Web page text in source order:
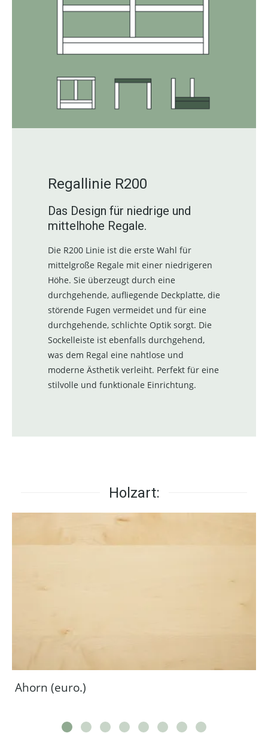
Regallinie R200
Das Design für niedrige und
mittelhohe Regale.
Die R200 Linie ist die erste Wahl für
mittelgroße Regale mit einer niedrigeren
Höhe. Sie überzeugt durch eine
durchgehende, aufliegende Deckplatte, die
störende Fugen vermeidet und für eine
durchgehende, schlichte Optik sorgt. Die
Sockelleiste ist ebenfalls durchgehend,
was dem Regal eine nahtlose und
moderne Ästhetik verleiht. Perfekt für eine
stilvolle und funktionale Einrichtung.
Holzart:
Ahorn (euro.)